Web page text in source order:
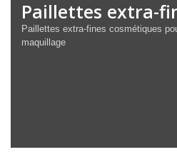
Paillettes extra-
Paillettes extra-fines cosmétiques
maquillage